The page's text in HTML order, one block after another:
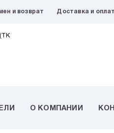
и возврат Доставка и
О КОМПАНИИ